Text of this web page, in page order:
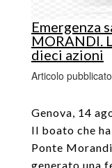
Emergenza
MORANDI.
dieci azioni
Articolo
Genova, 14
Il boato che
Ponte
generato una